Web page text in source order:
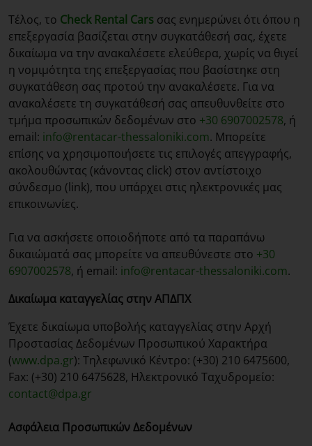
Τέλος, το Check Rental Cars σας ενημερώνει ότι όπου η
επεξεργασία βασίζεται στην συγκατάθεσή σας, έχετε
δικαίωμα να την ανακαλέσετε ελεύθερα, χωρίς να θιγεί
η νομιμότητα της επεξεργασίας που βασίστηκε στη
συγκατάθεση σας προτού την ανακαλέσετε. Για να
ανακαλέσετε τη συγκατάθεσή σας απευθυνθείτε στο
τμήμα προσωπικών δεδομένων στο +30 6907002578, ή
email: info@rentacar-thessaloniki.com. Μπορείτε
επίσης να χρησιμοποιήσετε τις επιλογές απεγγραφής,
ακολουθώντας (κάνοντας click) στον αντίστοιχο
σύνδεσμο (link), που υπάρχει στις ηλεκτρονικές μας
επικοινωνίες.
Για να ασκήσετε οποιοδήποτε από τα παραπάνω
δικαιώματά σας μπορείτε να απευθύνεστε στο +30
6907002578, ή email: info@rentacar-thessaloniki.com.
Δικαίωμα καταγγελίας στην ΑΠΔΠΧ
Έχετε δικαίωμα υποβολής καταγγελίας στην Αρχή
Προστασίας Δεδομένων Προσωπικού Χαρακτήρα
(www.dpa.gr): Τηλεφωνικό Κέντρο: (+30) 210 6475600,
Fax: (+30) 210 6475628, Ηλεκτρονικό Ταχυδρομείο:
contact@dpa.gr
Ασφάλεια Προσωπικών Δεδομένων